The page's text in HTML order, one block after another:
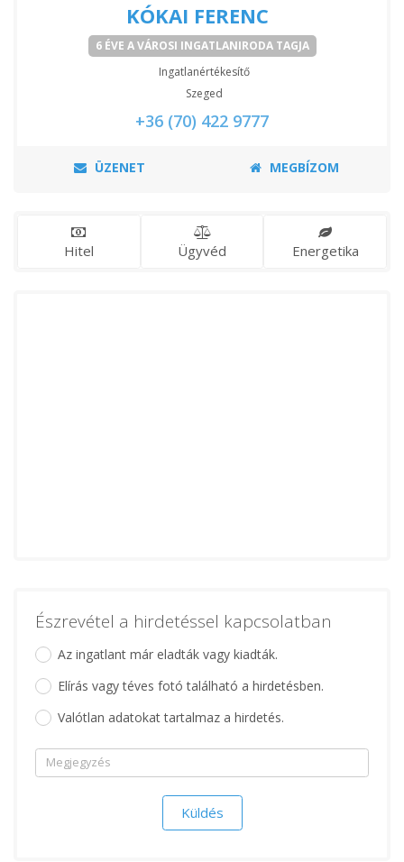
KÓKAI FERENC
6 ÉVE A VÁROSI INGATLANIRODA TAGJA
Ingatlanértékesítő
Szeged
+36 (70) 422 9777
ÜZENET MEGBÍZOM
Hitel Ügyvéd Energetika
Észrevétel a hirdetéssel kapcsolatban
Az ingatlant már eladták vagy kiadták.
Elírás vagy téves fotó található a hirdetésben.
Valótlan adatokat tartalmaz a hirdetés.